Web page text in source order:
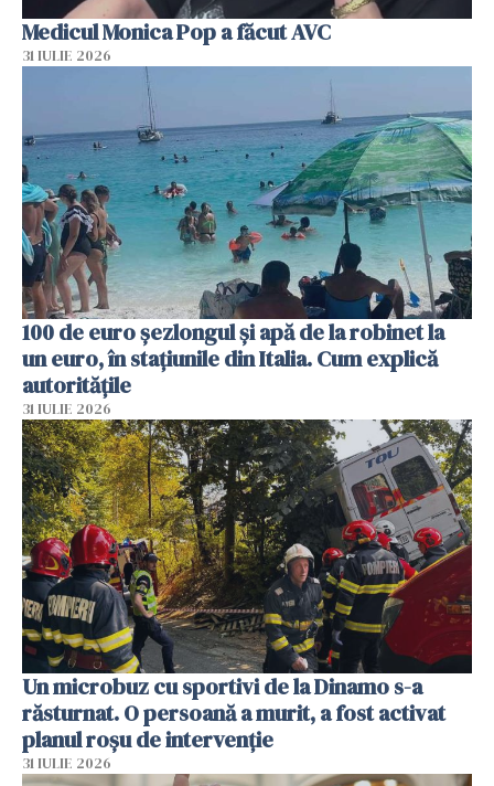
Medicul Monica Pop a făcut AVC
31 IULIE 2026
100 de euro șezlongul și apă de la robinet la
un euro, în stațiunile din Italia. Cum explică
autoritățile
31 IULIE 2026
Un microbuz cu sportivi de la Dinamo s-a
răsturnat. O persoană a murit, a fost activat
planul roșu de intervenție
31 IULIE 2026